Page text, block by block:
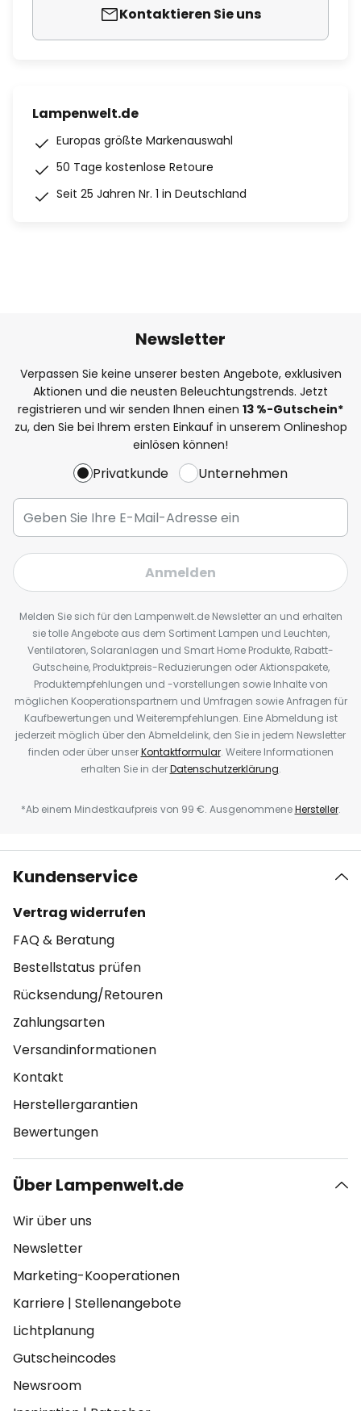
Kontaktieren Sie uns
Lampenwelt.de
Europas größte Markenauswahl
50 Tage kostenlose Retoure
Seit 25 Jahren Nr. 1 in Deutschland
Newsletter
Verpassen Sie keine unserer besten Angebote, exklusiven
Aktionen und die neusten Beleuchtungstrends. Jetzt
registrieren und wir senden Ihnen einen 13 %-Gutschein*
zu, den Sie bei Ihrem ersten Einkauf in unserem Onlineshop
einlösen können!
Privatkunde Unternehmen
Anmelden
Melden Sie sich für den Lampenwelt.de Newsletter an und erhalten
sie tolle Angebote aus dem Sortiment Lampen und Leuchten,
Ventilatoren, Solaranlagen und Smart Home Produkte, Rabatt-
Gutscheine, Produktpreis-Reduzierungen oder Aktionspakete,
Produktempfehlungen und -vorstellungen sowie Inhalte von
möglichen Kooperationspartnern und Umfragen sowie Anfragen für
Kaufbewertungen und Weiterempfehlungen. Eine Abmeldung ist
jederzeit möglich über den Abmeldelink, den Sie in jedem Newsletter
finden oder über unserKontaktformular. Weitere Informationen
erhalten Sie in derDatenschutzerklärung.
*Ab einem Mindestkaufpreis von 99 €. AusgenommeneHersteller.
Kundenservice
Vertrag widerrufen
FAQ & Beratung
Bestellstatus prüfen
Rücksendung/Retouren
Zahlungsarten
Versandinformationen
Kontakt
Herstellergarantien
Bewertungen
Über Lampenwelt.de
Wir über uns
Newsletter
Marketing-Kooperationen
Karriere | Stellenangebote
Lichtplanung
Gutscheincodes
Newsroom